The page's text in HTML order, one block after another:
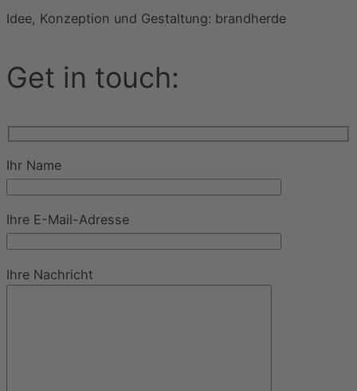
Idee, Konzeption und Gestaltung: brandherde
Get in touch:
Ihr Name
Ihre E-Mail-Adresse
Ihre Nachricht